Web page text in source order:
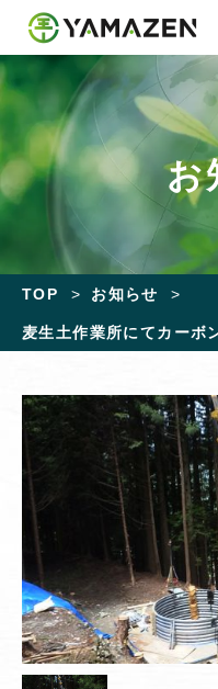
お
TOP お知らせ
麦生土作業所にてカーボ